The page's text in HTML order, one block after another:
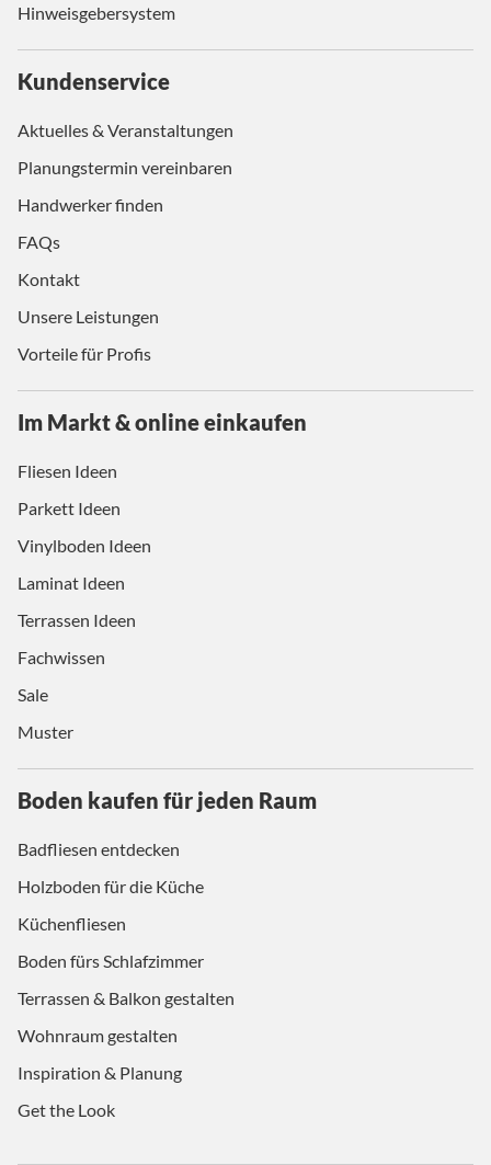
Hinweisgebersystem
Kundenservice
Aktuelles & Veranstaltungen
Planungstermin vereinbaren
Handwerker finden
FAQs
Kontakt
Unsere Leistungen
Vorteile für Profis
Im Markt & online einkaufen
Fliesen Ideen
Parkett Ideen
Vinylboden Ideen
Laminat Ideen
Terrassen Ideen
Fachwissen
Sale
Muster
Boden kaufen für jeden Raum
Badfliesen entdecken
Holzboden für die Küche
Küchenfliesen
Boden fürs Schlafzimmer
Terrassen & Balkon gestalten
Wohnraum gestalten
Inspiration & Planung
Get the Look